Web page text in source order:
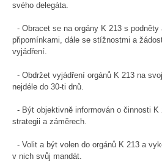
svého delegáta.
- Obracet se na orgány K 213 s podněty
připomínkami, dále se stížnostmi a
vyjádření.
- Obdržet vyjádření orgánů K 213 na
nejdéle do 30-ti dnů.
- Být objektivně informován o činnosti K
strategii a záměrech.
- Volit a být volen do orgánů K 213 a
v nich svůj mandát.